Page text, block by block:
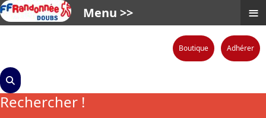
Boutique Adhérer
Rechercher !
Menu >> ≡